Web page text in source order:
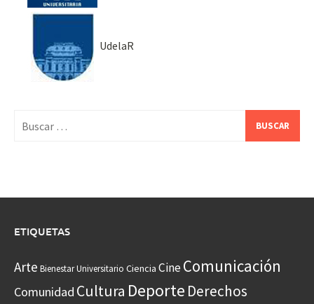
UdelaR
ETIQUETAS
Arte Bienestar Universitario Ciencia CineComunicación
Comunidad Cultura Deporte Derechos